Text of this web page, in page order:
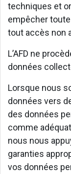
techniques et
empêcher
tout accès non
L’AFD ne
données
Lorsque nous
données vers
des données
comme
nous nous
garanties
vos données